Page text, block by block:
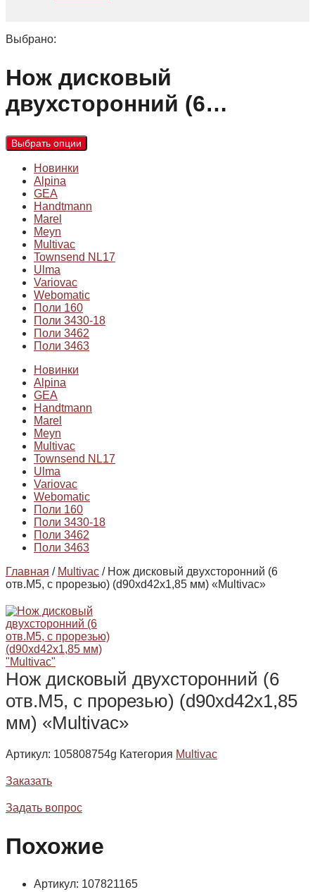
Выбрано:
Нож дисковый
двухсторонний (6…
Выбрать опции
Новинки
Alpina
GEA
Handtmann
Marel
Meyn
Multivac
Townsend NL17
Ulma
Variovac
Webomatic
Поли 160
Поли 3430-18
Поли 3462
Поли 3463
Новинки
Alpina
GEA
Handtmann
Marel
Meyn
Multivac
Townsend NL17
Ulma
Variovac
Webomatic
Поли 160
Поли 3430-18
Поли 3462
Поли 3463
Главная / Multivac / Нож дисковый двухсторонний (6
отв.М5, с прорезью) (d90xd42x1,85 мм) «Multivac»
Нож дисковый двухсторонний (6
отв.М5, с прорезью) (d90xd42x1,85
мм) «Multivac»
Артикул: 105808754g Категория Multivac
Заказать
Задать вопрос
Похожие
Артикул: 107821165